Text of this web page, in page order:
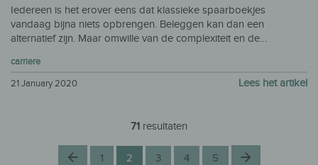
Iedereen is het erover eens dat klassieke spaarboekjes
vandaag bijna niets opbrengen. Beleggen kan dan een
alternatief zijn. Maar omwille van de complexiteit en de…
carriere
21 January 2020 Lees het artikel
71 resultaten
Vorige1 2 3 4 5 Volgende